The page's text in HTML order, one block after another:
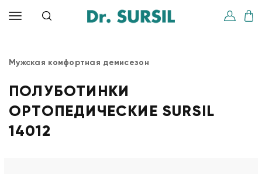
Мужская комфортная демисезон
ПОЛУБОТИНКИ
ОРТОПЕДИЧЕСКИЕ SURSIL
14012